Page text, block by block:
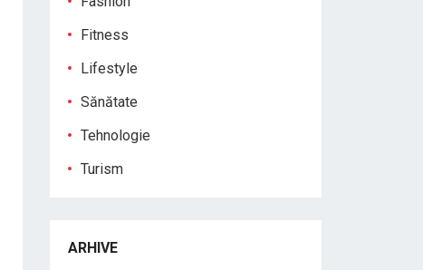
Fitness
Lifestyle
Sănătate
Tehnologie
Turism
ARHIVE